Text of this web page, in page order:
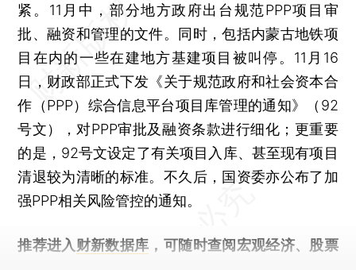
紧。11月中，部分地方政府出台规范PPP项目审
批、融资和管理的文件。同时，包括内蒙古地铁项
目在内的一些在建地方基建项目被叫停。11月16
日，财政部正式下发《关于规范政府和社会资本合
作（PPP）综合信息平台项目库管理的通知》（92
号文），对PPP审批及融资条款进行细化；更重要
的是，92号文设定了有关项目入库、甚至现有项目
清退较为清晰的标准。不久后，国资委亦公布了加
强PPP相关风险管控的通知。
推荐进入 财新数据库 ，可随时查阅宏观经济、股票